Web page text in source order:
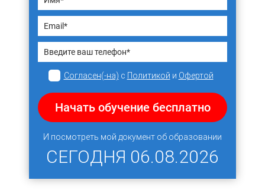
Согласен(-на) с Политикой и Офертой
Начать обучение бесплатно
И посмотреть мой документ об образовании
СЕГОДНЯ 06.08.2026